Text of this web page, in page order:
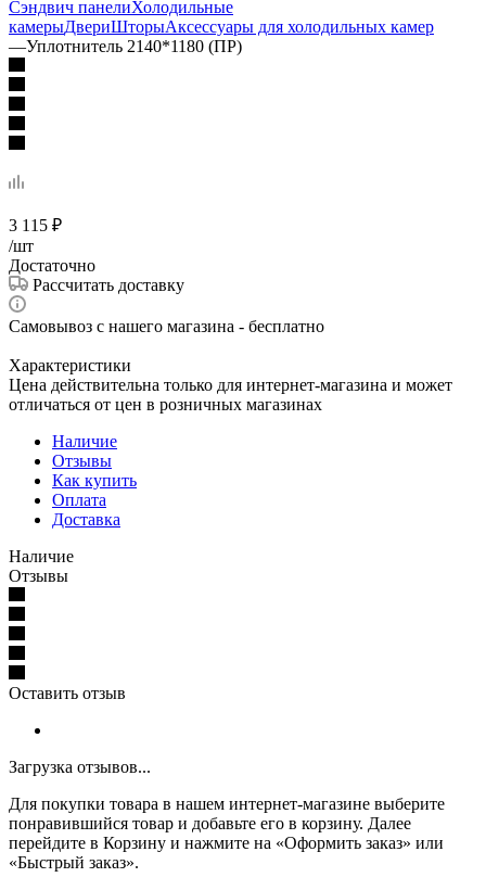
Сэндвич панелиХолодильные
камерыДвериШторыАксессуары для холодильных камер
—Уплотнитель 2140*1180 (ПР)
3 115 ₽
/шт
Достаточно
Рассчитать доставку
Самовывоз с нашего магазина - бесплатно
Характеристики
Цена действительна только для интернет-магазина и может
отличаться от цен в розничных магазинах
Наличие
Отзывы
Как купить
Оплата
Доставка
Наличие
Отзывы
Оставить отзыв
Загрузка отзывов...
Для покупки товара в нашем интернет-магазине выберите
понравившийся товар и добавьте его в корзину. Далее
перейдите в Корзину и нажмите на «Оформить заказ» или
«Быстрый заказ».